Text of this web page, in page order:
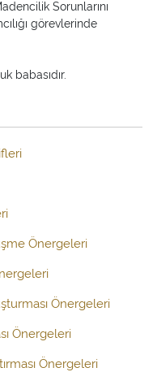
Sorunlarını
görevlerinde
babasıdır.
Önergeleri
Önergeleri
Önergeleri
Önergeleri